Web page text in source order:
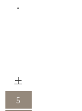
・
土
5